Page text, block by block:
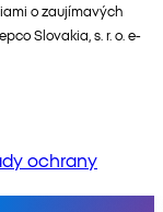
o zaujímavých
Slovakia, s. r. o. e-
ochrany